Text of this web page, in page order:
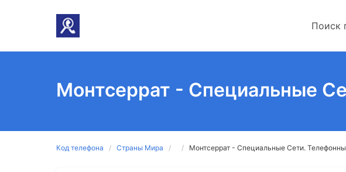
Поиск
Монтсеррат - Специальные
Код телефона Страны Мира Монтсеррат - Специальные Сети.